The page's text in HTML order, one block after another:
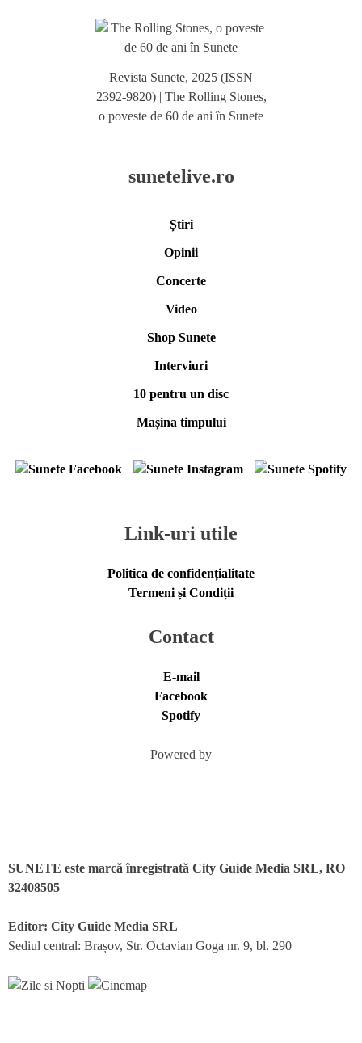
Revista Sunete, 2025 (ISSN
2392-9820) | The Rolling Stones,
o poveste de 60 de ani în Sunete
sunetelive.ro
Știri
Opinii
Concerte
Video
Shop Sunete
Interviuri
10 pentru un disc
Mașina timpului
Link-uri utile
Politica de confidențialitate
Termeni și Condiții
Contact
E-mail
Facebook
Spotify
Powered by
SUNETE este marcă înregistrată City Guide Media SRL, RO
32408505
Editor: City Guide Media SRL
Sediul central: Brașov, Str. Octavian Goga nr. 9, bl. 290